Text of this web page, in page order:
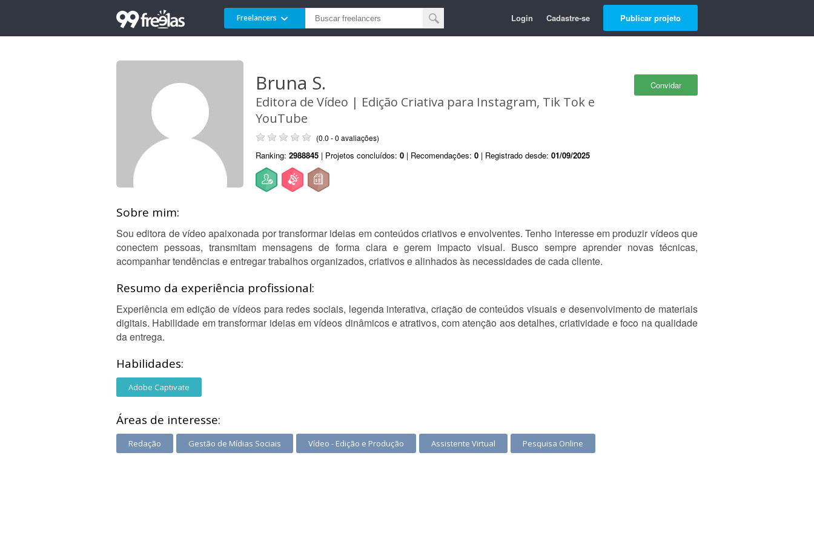
Freelancers Login Cadastre-se Publicar projeto
Convidar
Bruna S.
Editora de Vídeo | Edição Criativa para Instagram, Tik Tok e
YouTube
(0.0 - 0 avaliações)
Ranking: 2988845 | Projetos concluídos: 0 | Recomendações: 0 | Registrado desde: 01/09/2025
Sobre mim:
Sou editora de vídeo apaixonada por transformar ideias em conteúdos criativos e envolventes. Tenho interesse em produzir vídeos que
conectem pessoas, transmitam mensagens de forma clara e gerem impacto visual. Busco sempre aprender novas técnicas,
acompanhar tendências e entregar trabalhos organizados, criativos e alinhados às necessidades de cada cliente.
Resumo da experiência profissional:
Experiência em edição de vídeos para redes sociais, legenda interativa, criação de conteúdos visuais e desenvolvimento de materiais
digitais. Habilidade em transformar ideias em vídeos dinâmicos e atrativos, com atenção aos detalhes, criatividade e foco na qualidade
da entrega.
Habilidades:
Adobe Captivate
Áreas de interesse:
Redação Gestão de Mídias Sociais Vídeo - Edição e Produção Assistente Virtual Pesquisa Online